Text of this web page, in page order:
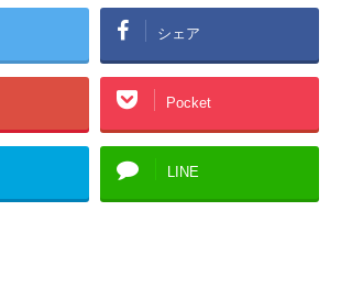
シェア
Pocket
LINE